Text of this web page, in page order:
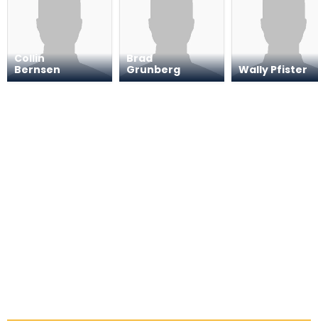
Collin
Bernsen
Brad
Grunberg
Wally Pfister